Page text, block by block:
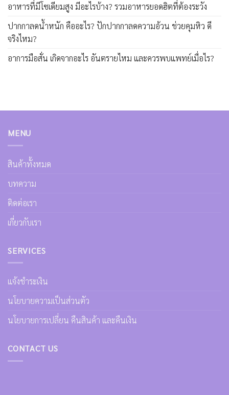
อาหารที่มีโซเดียมสูง มีอะไรบ้าง? รวมอาหารยอดฮิตที่ต้องระวัง
ปากกาลดน้ำหนัก คืออะไร? ปักปากกาลดความอ้วน ช่วยคุมหิว ดี
จริงไหม?
อาการมือสั่น เกิดจากอะไร อันตรายไหม และควรพบแพทย์เมื่อไร?
MENU
สินค้าทั้งหมด
บทความ
ติดต่อเรา
เกี่ยวกับเรา
SERVICES
แจ้งชำระเงิน
นโยบายความเป็นส่วนตัว
นโยบายการเปลี่ยน คืนสินค้า และคืนเงิน
CONTACT US